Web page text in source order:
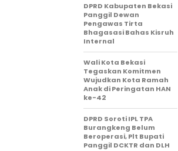
DPRD Kabupaten Bekasi
Panggil Dewan
Pengawas Tirta
Bhagasasi Bahas Kisruh
Internal
Wali Kota Bekasi
Tegaskan Komitmen
Wujudkan Kota Ramah
Anak di Peringatan HAN
ke-42
DPRD Soroti IPL TPA
Burangkeng Belum
Beroperasi, Plt Bupati
Panggil DCKTR dan DLH